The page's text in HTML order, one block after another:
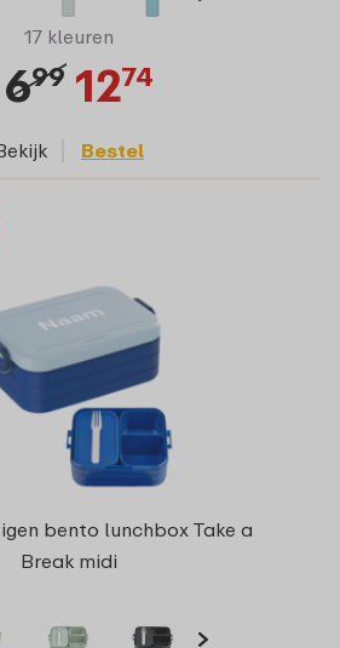
17 kleuren
99 1274
Bestel
bento lunchbox Take a
Break midi